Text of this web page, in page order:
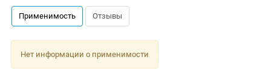
Применимость Отзывы
Нет информации о применимости